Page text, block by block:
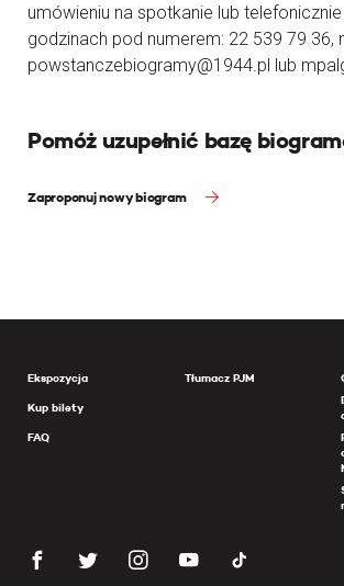
umówieniu na spotkanie lub
godzinach pod numerem: 22 539 79 36,
powstanczebiogramy@1944.pl lub
Pomóż uzupełnić bazę
Zaproponuj nowy biogram
Ekspozycja
Kup bilety
FAQ
Tłumacz PJM